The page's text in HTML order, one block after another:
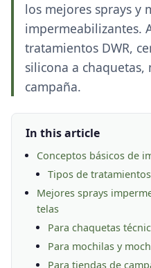
los mejores sprays y
impermeabilizantes.
tratamientos DWR,
silicona a chaquetas,
campaña.
In this article
Conceptos básicos de
Tipos de
Mejores sprays
telas
Para chaquetas
Para mochilas y
Para tiendas de